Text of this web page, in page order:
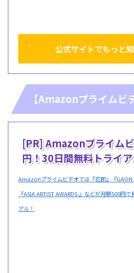
公式サイトでもっと
【Amazonプライムビ
[PR] Amazonプライム
円！30日間無料トライア
Amazonプライムビデオでは『花郎』『GAON
『ASIA ARTIST AWARDS 』などが月額500円
アル！